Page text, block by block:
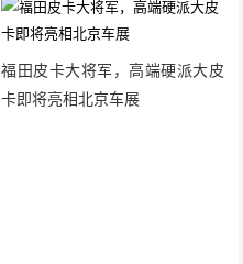
福田皮卡大将军，高端硬派大皮
卡即将亮相北京车展